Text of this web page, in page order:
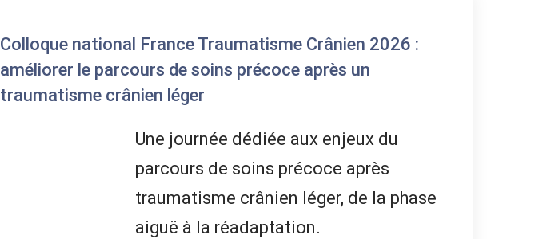
Colloque national France Traumatisme Crânien 2026 :
améliorer le parcours de soins précoce après un
traumatisme crânien léger
Une journée dédiée aux enjeux du
parcours de soins précoce après
traumatisme crânien léger, de la phase
aiguë à la réadaptation.